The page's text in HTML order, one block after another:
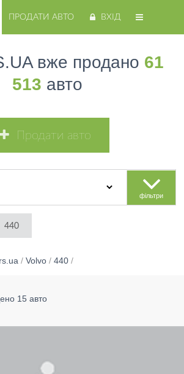
ПРОДАТИ АВТО ВХІД
вже продано 61
513 авто
Продати авто
фільтри
440
/ Volvo / 440 /
15 авто